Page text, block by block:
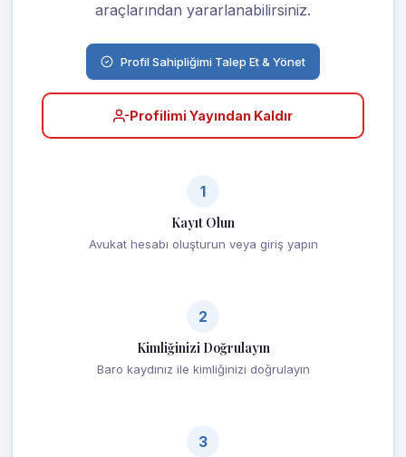
araçlarından yararlanabilirsiniz.
Profil Sahipliğimi Talep Et & Yönet
Profilimi Yayından Kaldır
1
Kayıt Olun
Avukat hesabı oluşturun veya giriş yapın
2
Kimliğinizi Doğrulayın
Baro kaydınız ile kimliğinizi doğrulayın
3